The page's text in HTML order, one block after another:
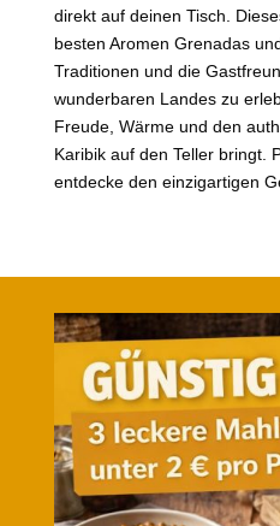
direkt auf deinen Tisch.
besten Aromen Grenadas
Traditionen und die
wunderbaren Landes zu
Freude, Wärme und den
Karibik auf den Teller bringt.
entdecke den einzigartigen